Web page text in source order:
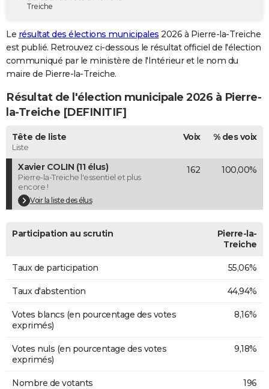
Destinations
City break
Voyage nature
Voyage de noces
Forum
GUIDES D'ACHAT
BONS PLANS
Carte de Noël
Carte Bonne année
Carte Saint-Valentin
Carte Pâques
Carte d'anniversaire
DICTIONNAIRE
Dictionnaire
Biographies
Citations
Expressions
Proverbes
PROGRAMME TV
COPAINS D'AVANT
S'inscrire
Se connecter
Lycées
Collèges
Primaires
Universités
Entreprises
Service militaire
Avis de recherche
AVIS DE DÉCÈS
FORUM
Bricolage
Lifestyle
Culture
Sport
Auto
Television
Voyage
Cinema
Treiche
Le résultat des élections municipales 2026 à Pierre-la-Treiche
est publié. Retrouvez ci-dessous le résultat officiel de l'élection
communiqué par le ministère de l'Intérieur et le nom du
maire de Pierre-la-Treiche.
Résultat de l'élection municipale 2026 à Pierre-
la-Treiche [DEFINITIF]
Tête de liste
Liste
Voix % des voix
Xavier COLIN (11 élus)
Pierre-la-Treiche l'essentiel et plus
encore !
Voir la liste des élus
162 100,00%
Participation au scrutin
Pierre-la-
Treiche
Taux de participation 55,06%
Taux d'abstention 44,94%
Votes blancs (en pourcentage des votes
exprimés)
8,16%
Votes nuls (en pourcentage des votes
exprimés)
9,18%
Nombre de votants 196